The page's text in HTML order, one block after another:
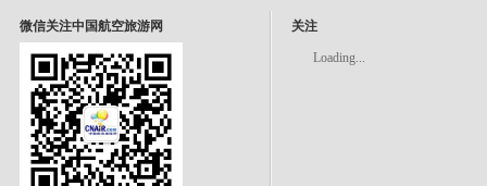
微信关注中国航空旅游网 关注
Loading...